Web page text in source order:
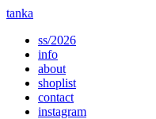
tanka
ss/2026
info
about
shoplist
contact
instagram